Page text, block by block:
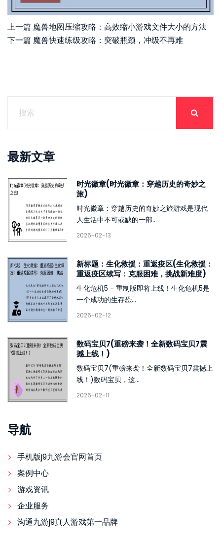
上一篇 魔兽地图压缩攻略：高效缩小游戏文件大小的方法
下一篇 魔兽快速练级攻略：突破瓶颈，冲级不再难
最新文章
时光徽章(时光徽章：穿越历史的奇妙之
旅)
时光徽章：穿越历史的奇妙之旅游戏是现代
人生活中不可或缺的一部...
2026-02-13
新标题：生化救援：重返疫区(生化救援：
重返疫区续写：克服困难，挑战新难度)
生化危机5 - 重制版即将上线！生化危机5是
一个成功的生存恐...
2026-02-12
数码宝贝7(重磅来袭！全新数码宝贝7震
撼上线！)
数码宝贝7(重磅来袭！全新数码宝贝7震撼上
线！)数码宝贝，这...
2026-02-11
导航
手机版j9九游会官网首页
案例中心
游戏资讯
企业服务
沟通九游j9真人游戏第一品牌